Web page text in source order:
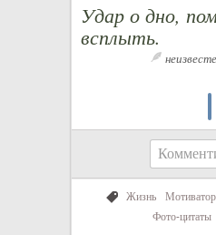
Удар о дно,
всплыть.
Жизнь
Фото-цитаты